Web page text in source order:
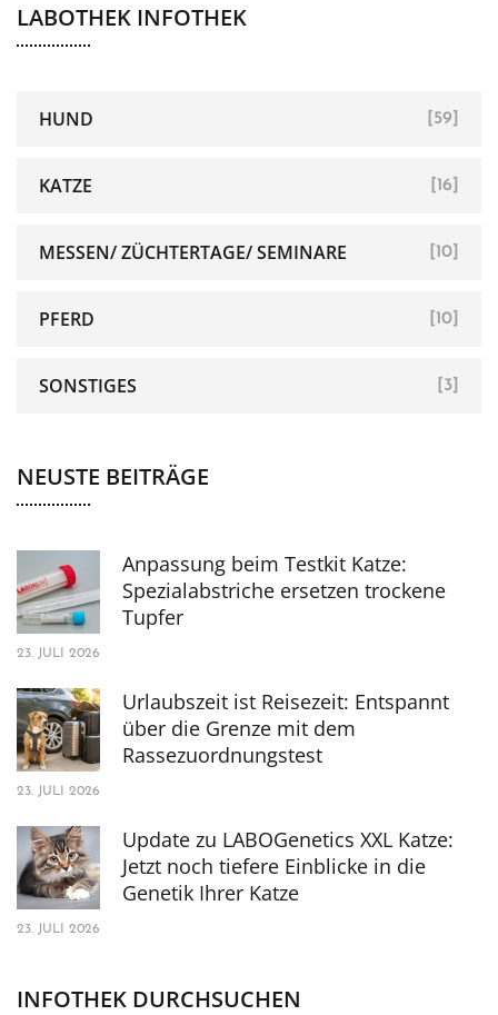
LABOTHEK INFOTHEK
HUND [59]
KATZE [16]
MESSEN/ ZÜCHTERTAGE/ SEMINARE [10]
PFERD [10]
SONSTIGES [3]
NEUSTE BEITRÄGE
Anpassung beim Testkit Katze:
Spezialabstriche ersetzen trockene
Tupfer
23. JULI 2026
Urlaubszeit ist Reisezeit: Entspannt
über die Grenze mit dem
Rassezuordnungstest
23. JULI 2026
Update zu LABOGenetics XXL Katze:
Jetzt noch tiefere Einblicke in die
Genetik Ihrer Katze
23. JULI 2026
INFOTHEK DURCHSUCHEN